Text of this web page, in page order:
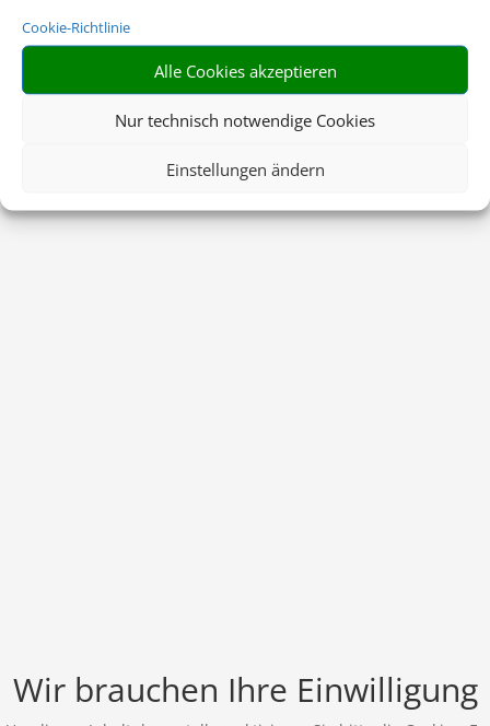
Cookie-Richtlinie
Alle Cookies akzeptieren
Nur technisch notwendige Cookies
Einstellungen ändern
Wir brauchen Ihre Einwilligung